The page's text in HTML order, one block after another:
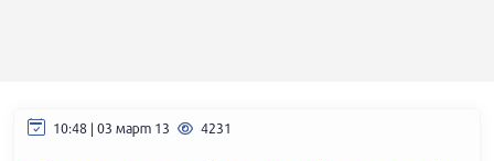
10:48 | 03 март 13 4231